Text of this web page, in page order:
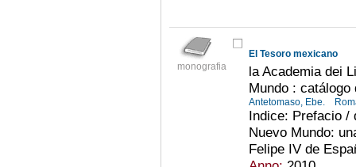
monografia
El Tesoro mexicano
la Academia dei
Mundo :
Antetomaso, Ebe.
Indice: Prefacio /
Nuevo Mundo:
Felipe IV de